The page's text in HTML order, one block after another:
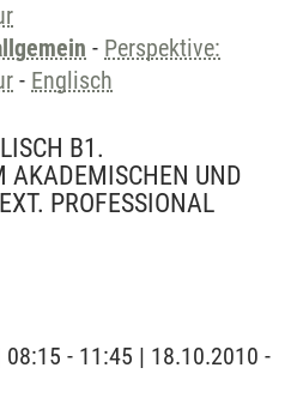
- Perspektive:
- Englisch
B1.
UND
PROFESSIONAL
- 11:45 | 18.10.2010 -